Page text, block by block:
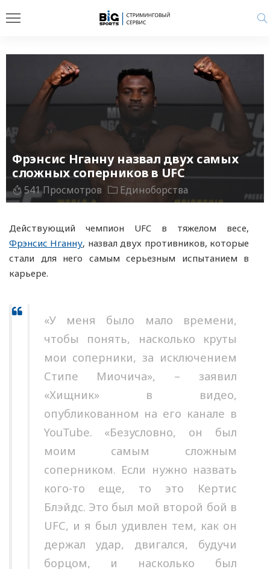
Фрэнсис Нганну назвал двух самых
сложных соперников в UFC
541 Просмотров Единоборства
Действующий чемпион UFC в тяжелом весе,
Фрэнсис Нганну, назвал двух противников, которые
стали для него самым серьезным испытанием в
карьере.
«У меня было мало времени,
чтобы понять, насколько круты
мои соперники, за исключением
Стипе Миочича», – заявил
«Хищник» в видео,
опубликованном на его канале в
YouTube. «Безусловно, он был
моим самым сложным
соперником. Если нужно назвать
кого-то еще, то это Кертис
Блэйдс. Это был мой второй бой в
UFC, и я был удивлен тем, как он
держал удар, двигался, будучи
борцом, и насколько был